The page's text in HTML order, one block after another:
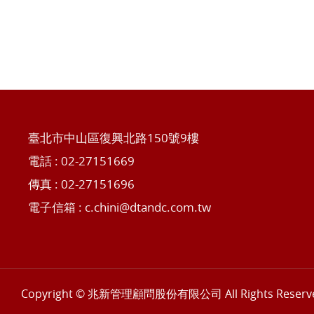
臺北市中山區復興北路150號9樓
電話 : 02-27151669
傳真 : 02-27151696
電子信箱 : c.chini@dtandc.com.tw
Copyright © 兆新管理顧問股份有限公司 All Rights